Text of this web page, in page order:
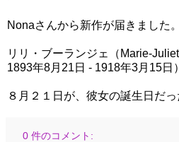
Nonaさんから新作が届きました。
リリ・ブーランジェ（Marie-
1893年8月21日 - 1918年3月15日
８月２１日が、彼女の誕生日だっ
0 件のコメント: